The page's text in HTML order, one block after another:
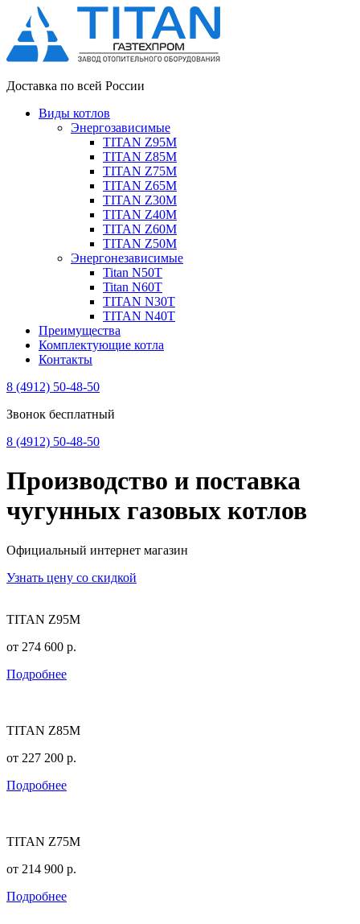
Доставка по всей России
Виды котлов
Энергозависимые
TITAN Z95M
TITAN Z85M
TITAN Z75M
TITAN Z65M
TITAN Z30M
TITAN Z40M
TITAN Z60M
TITAN Z50M
Энергонезависимые
Titan N50T
Titan N60T
TITAN N30T
TITAN N40T
Преимущества
Комплектующие котла
Контакты
8 (4912) 50-48-50
Звонок бесплатный
8 (4912) 50-48-50
Производство и поставка
чугунных газовых котлов
Официальный интернет магазин
Узнать цену со скидкой
TITAN Z95M
от 274 600 р.
Подробнее
TITAN Z85M
от 227 200 р.
Подробнее
TITAN Z75M
от 214 900 р.
Подробнее